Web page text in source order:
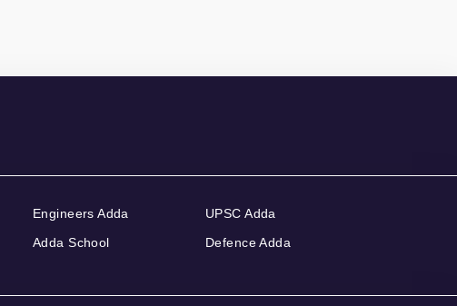
Engineers Adda
Adda School
UPSC Adda
Defence Adda